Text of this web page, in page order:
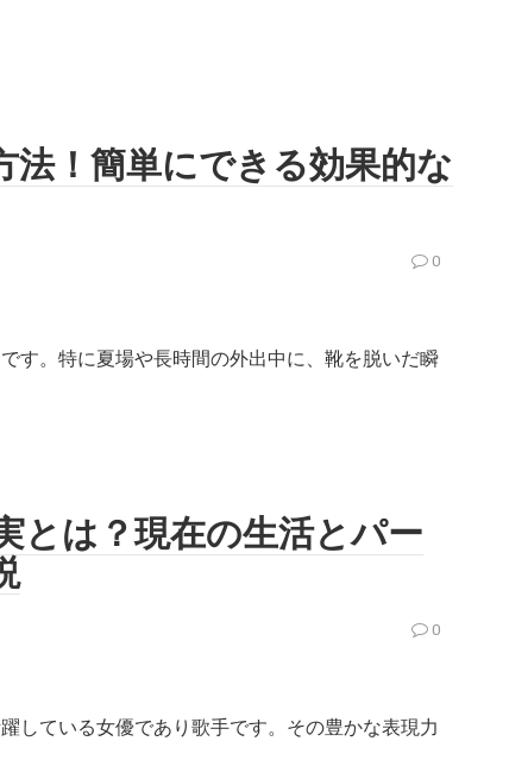
法！簡単にできる効果的な
0
す。特に夏場や長時間の外出中に、靴を脱いだ瞬
とは？現在の生活とパー
0
している女優であり歌手です。その豊かな表現力